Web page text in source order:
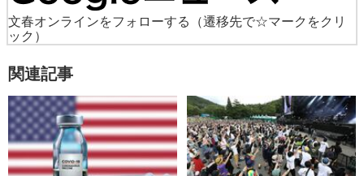
文春オンラインをフォローする
（遷移先で☆マークをクリ
ック）
関連記事